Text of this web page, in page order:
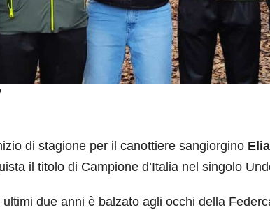
di stagione per il canottiere sangiorgino
il titolo di Campione d’Italia nel singolo
due anni è balzato agli occhi della